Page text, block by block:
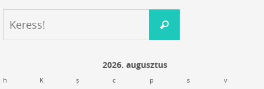
Keress!
2026. augusztus
h K s c p s v